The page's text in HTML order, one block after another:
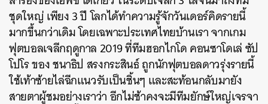
ชุดใหญ่ เพียง 3 ปี โลกได้ทำความรู้จักวันเดอร์คิดรายนี้
มากขึ้นกว่าเดิม โดยเฉพาะประเทศไทยบ้านเรา จากเกม
ฟุตบอลเจลีกฤดูกาล 2019 ที่ทีมฮอกไกโด คอนซาโดเล่ ซัป
โปโร ของ ชนาธิป สรงกระสินธ์ ถูกนักฟุตบอลดาวรุ่งรายนี้
ใช้เท้าซ้ายไล่ฉีกแนวรับเป็นชิ้นๆ และสะท้อนกลับมายัง
สายตาผู้ชมอย่างเราว่า อีกไม่ช้าคงจะมีทีมยักษ์ใหญ่เจรจา